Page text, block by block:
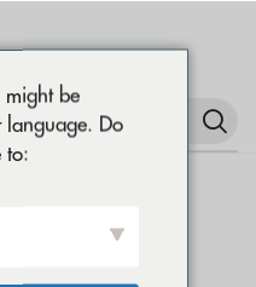
be
language. Do
to: